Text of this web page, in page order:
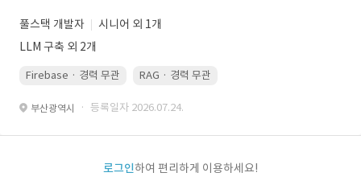
풀스택 개발자
시니어 외 1개
LLM 구축 외 2개
Firebase · 경력 무관 RAG · 경력 무관
부산광역시 · 등록일자 2026.07.24.
로그인하여 편리하게 이용하세요!